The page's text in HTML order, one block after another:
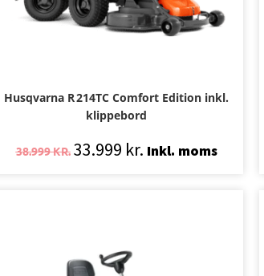
Husqvarna R 214TC Comfort Edition inkl.
klippebord
38.999KR. 33.999 kr. Inkl. moms